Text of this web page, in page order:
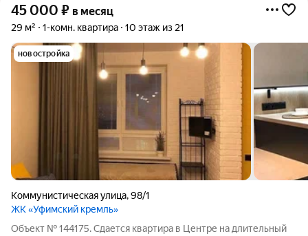
45 000 ₽ в месяц
29 м² 1-комн. квартира 10 этаж из 21
новостройка
Коммунистическая улица,98/1
ЖК «Уфимский кремль»
Объект № 144175. Сдается квартира в Центре на длительный